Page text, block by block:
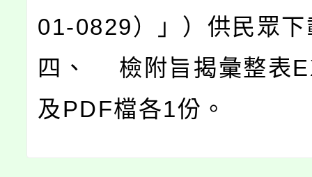
01-0829）」）供民眾
四、 檢附旨揭彙整表
及PDF檔各1份。